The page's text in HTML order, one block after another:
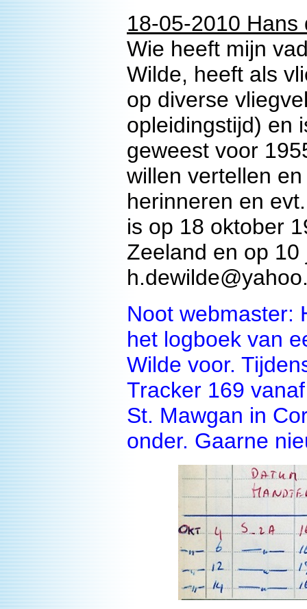
18-05-2010 Hans
Wie heeft mijn
Wilde, heeft als
op diverse
opleidingstijd) en
geweest voor
willen vertellen
herinneren en
is op 18 oktober
Zeeland en op
Noot webmaster:
het logboek van
Wilde voor.
Tracker 169
St. Mawgan in
onder. Gaarne